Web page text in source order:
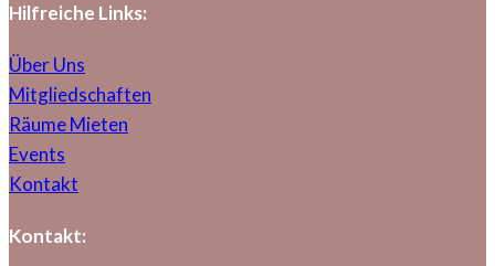
Hilfreiche Links:
Über Uns
Mitgliedschaften
Räume Mieten
Events
Kontakt
Kontakt: